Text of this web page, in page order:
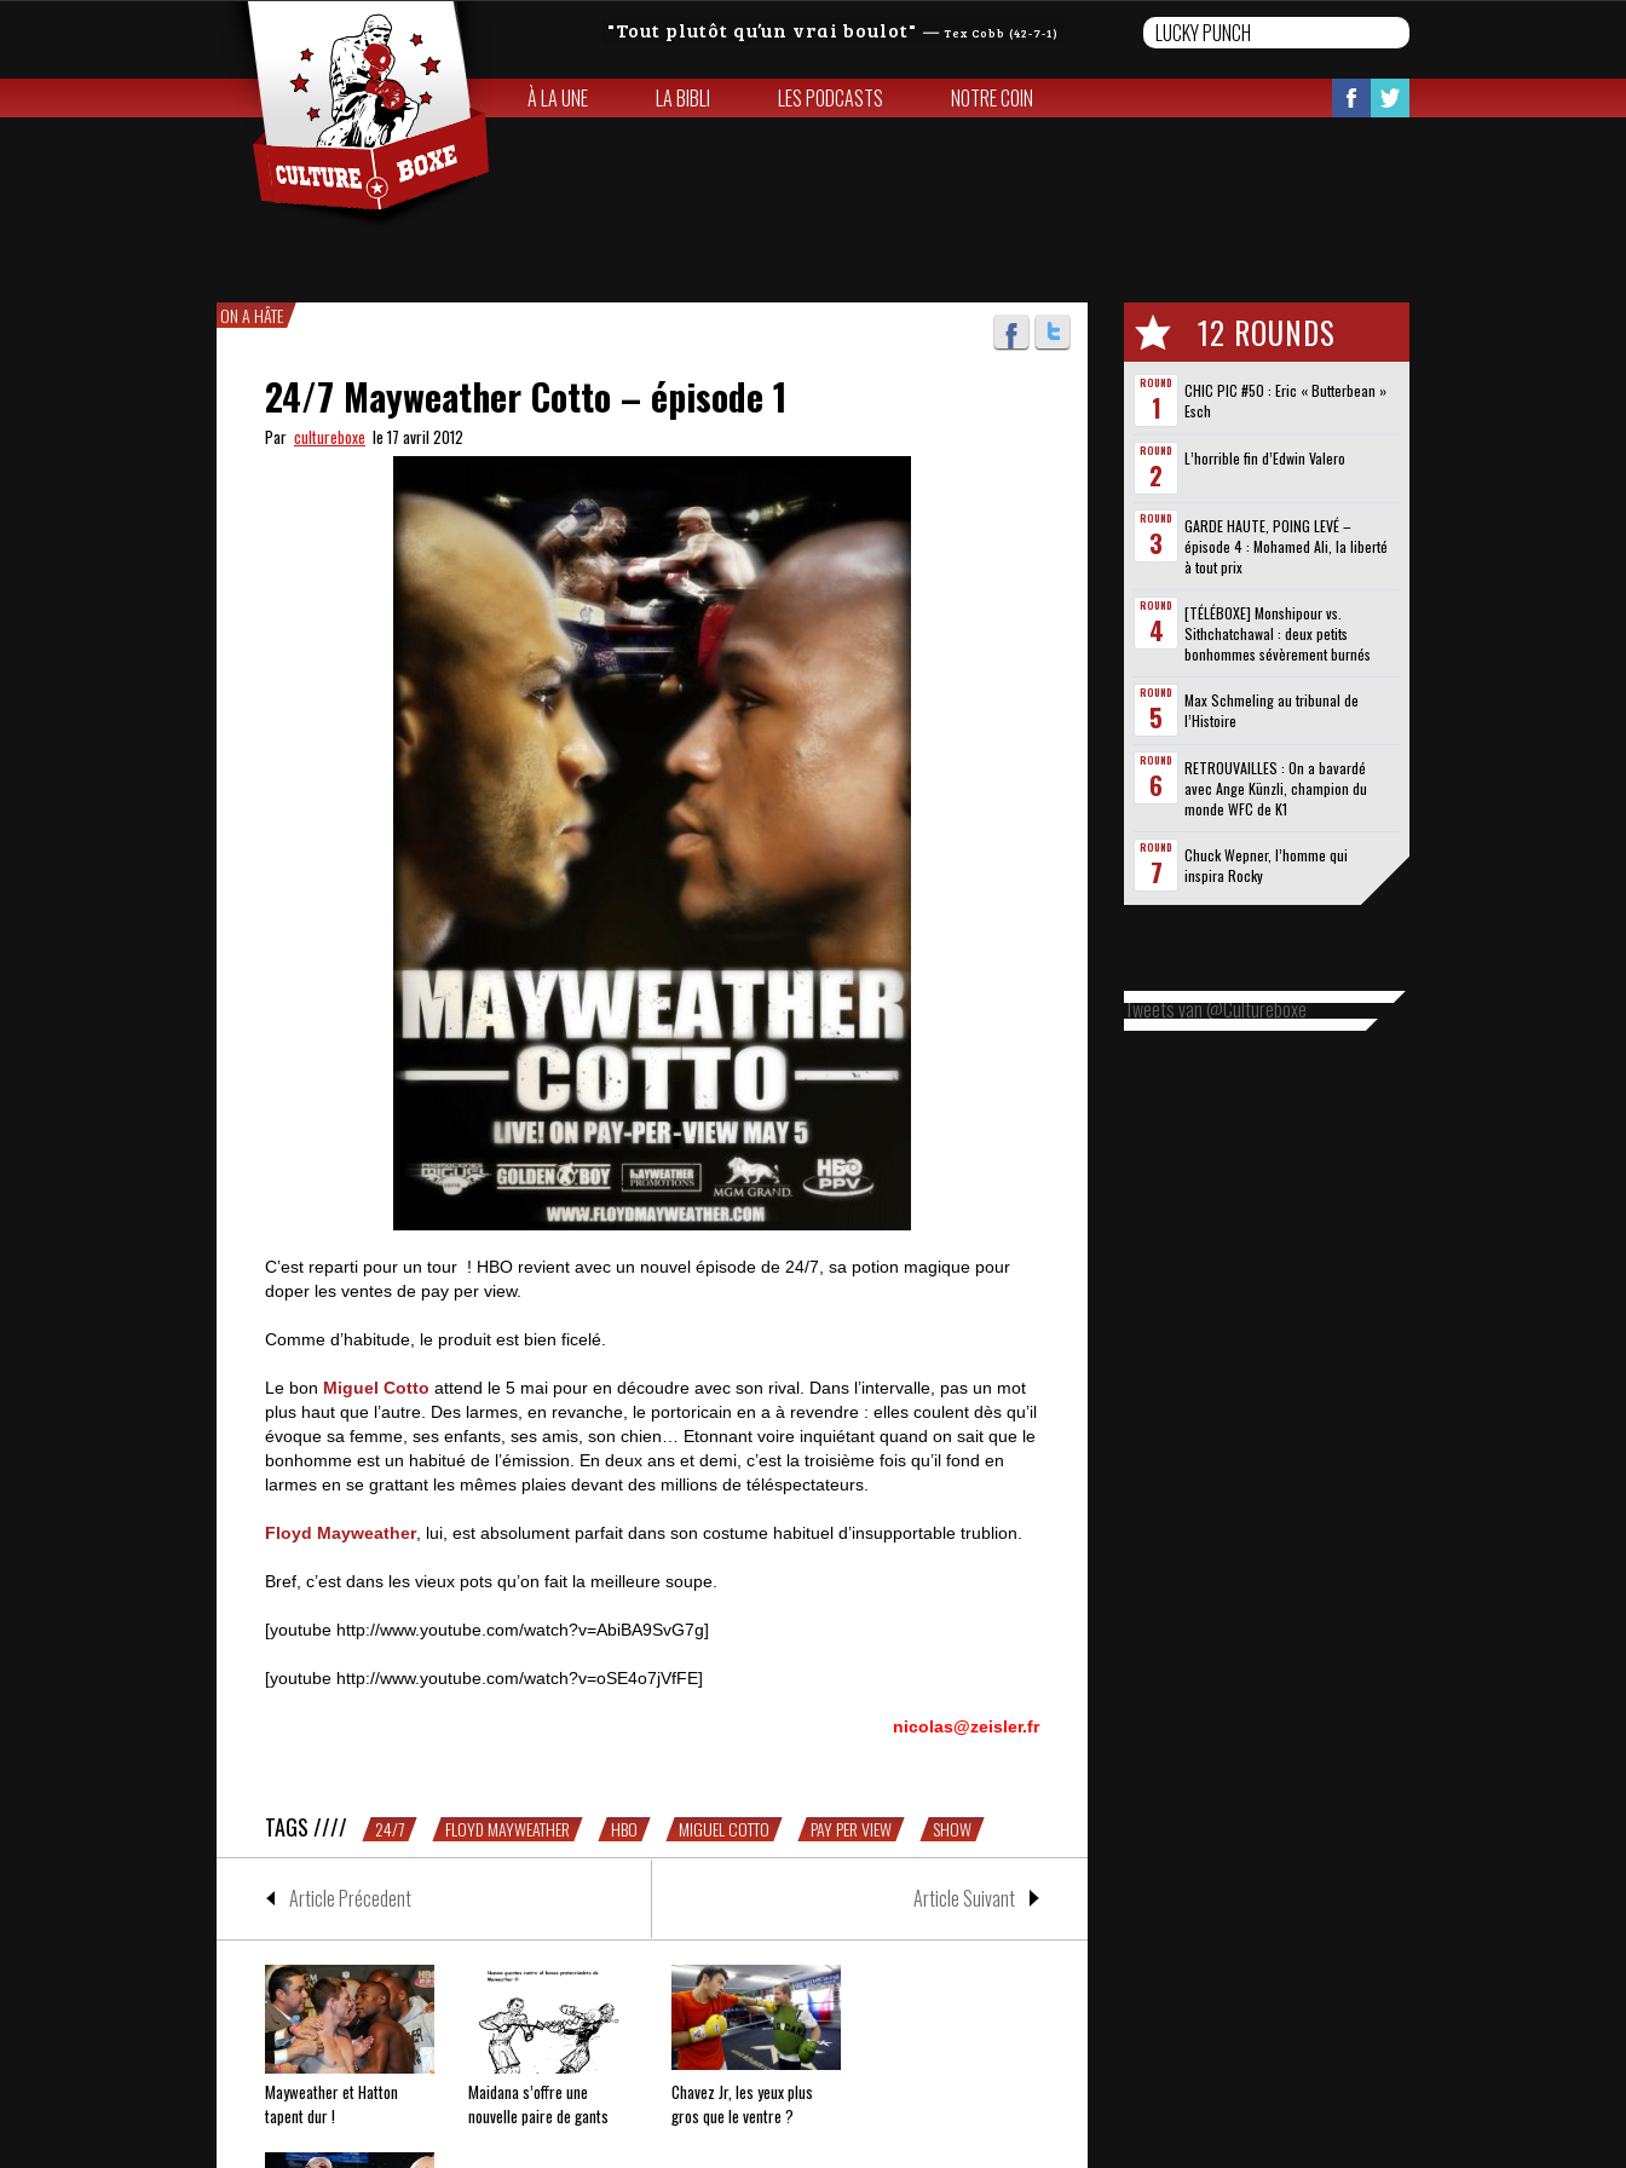
Tout plutôt qu’un vrai boulot — Tex Cobb (42-7-1)
À LA UNE LA BIBLI LES PODCASTS NOTRE COIN
12 ROUNDS
ROUND
1
CHIC PIC #50 : Eric « Butterbean »
Esch
ROUND
2 L’horrible fin d’Edwin Valero
ROUND
3
GARDE HAUTE, POING LEVÉ –
épisode 4 : Mohamed Ali, la liberté
à tout prix
ROUND
4
[TÉLÉBOXE] Monshipour vs.
Sithchatchawal : deux petits
bonhommes sévèrement burnés
ROUND
5
Max Schmeling au tribunal de
l’Histoire
ROUND
6
RETROUVAILLES : On a bavardé
avec Ange Künzli, champion du
monde WFC de K1
ROUND
7
Chuck Wepner, l’homme qui
inspira Rocky
Tweets van @Cultureboxe
ON A HÂTE
24/7 Mayweather Cotto – épisode 1
Par cultureboxe le 17 avril 2012
C’est reparti pour un tour ! HBO revient avec un nouvel épisode de 24/7, sa potion magique pour
doper les ventes de pay per view.
Comme d’habitude, le produit est bien ficelé.
Le bon Miguel Cotto attend le 5 mai pour en découdre avec son rival. Dans l’intervalle, pas un mot
plus haut que l’autre. Des larmes, en revanche, le portoricain en a à revendre : elles coulent dès qu’il
évoque sa femme, ses enfants, ses amis, son chien… Etonnant voire inquiétant quand on sait que le
bonhomme est un habitué de l’émission. En deux ans et demi, c’est la troisième fois qu’il fond en
larmes en se grattant les mêmes plaies devant des millions de téléspectateurs.
Floyd Mayweather, lui, est absolument parfait dans son costume habituel d’insupportable trublion.
Bref, c’est dans les vieux pots qu’on fait la meilleure soupe.
[youtube http://www.youtube.com/watch?v=AbiBA9SvG7g]
[youtube http://www.youtube.com/watch?v=oSE4o7jVfFE]
nicolas@zeisler.fr
TAGS //// 24/7 FLOYD MAYWEATHER HBO MIGUEL COTTO PAY PER VIEW SHOW
Article Précedent Article Suivant
Mayweather et Hatton
tapent dur !
Maidana s’offre une
nouvelle paire de gants
Chavez Jr, les yeux plus
gros que le ventre ?